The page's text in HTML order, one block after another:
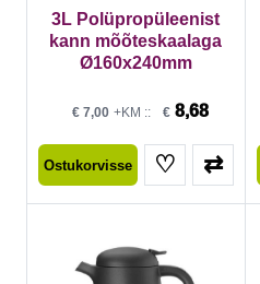
3L Polüpropüleenist
kann mõõteskaalaga
Ø160x240mm
€7,00 +KM :: €8,68
Ostukorvisse ♡ ⇄